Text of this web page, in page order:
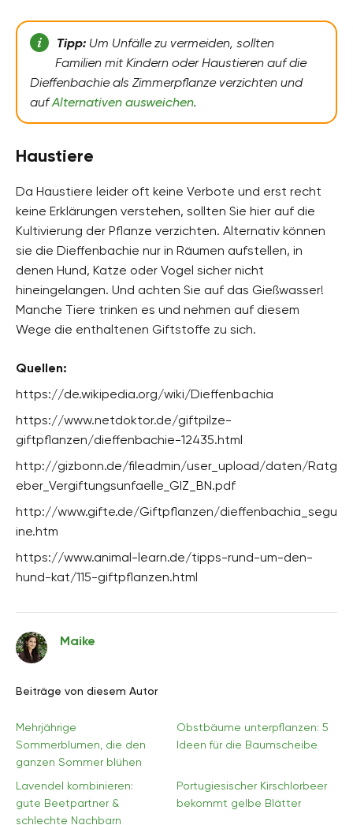
Tipp:Um Unfälle zu vermeiden, sollten
Familien mit Kindern oder Haustieren auf die
Dieffenbachie als Zimmerpflanze verzichten und
aufAlternativen ausweichen.
Haustiere
Da Haustiere leider oft keine Verbote und erst recht
keine Erklärungen verstehen, sollten Sie hier auf die
Kultivierung der Pflanze verzichten. Alternativ können
sie die Dieffenbachie nur in Räumen aufstellen, in
denen Hund, Katze oder Vogel sicher nicht
hineingelangen. Und achten Sie auf das Gießwasser!
Manche Tiere trinken es und nehmen auf diesem
Wege die enthaltenen Giftstoffe zu sich.
Quellen:
https://de.wikipedia.org/wiki/Dieffenbachia
https://www.netdoktor.de/giftpilze-
giftpflanzen/dieffenbachie-12435.html
http://gizbonn.de/fileadmin/user_upload/daten/Ratg
eber_Vergiftungsunfaelle_GIZ_BN.pdf
http://www.gifte.de/Giftpflanzen/dieffenbachia_segu
ine.htm
https://www.animal-learn.de/tipps-rund-um-den-
hund-kat/115-giftpflanzen.html
Maike
Beiträge von diesem Autor
Mehrjährige
Sommerblumen, die den
ganzen Sommer blühen
Obstbäume unterpflanzen: 5
Ideen für die Baumscheibe
Lavendel kombinieren:
gute Beetpartner &
schlechte Nachbarn
Portugiesischer Kirschlorbeer
bekommt gelbe Blätter